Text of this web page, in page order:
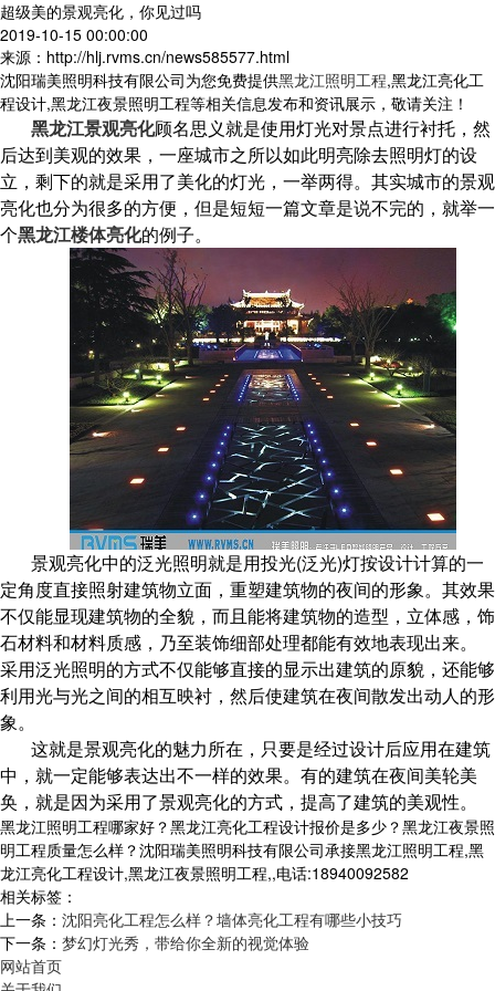
超级美的景观亮化，你见过吗
2019-10-15 00:00:00
来源：http://hlj.rvms.cn/news585577.html
沈阳瑞美照明科技有限公司为您免费提供黑龙江照明工程,黑龙江亮化工
程设计,黑龙江夜景照明工程等相关信息发布和资讯展示，敬请关注！
黑龙江景观亮化顾名思义就是使用灯光对景点进行衬托，然
后达到美观的效果，一座城市之所以如此明亮除去照明灯的设
立，剩下的就是采用了美化的灯光，一举两得。其实城市的景观
亮化也分为很多的方便，但是短短一篇文章是说不完的，就举一
个黑龙江楼体亮化的例子。
景观亮化中的泛光照明就是用投光(泛光)灯按设计计算的一
定角度直接照射建筑物立面，重塑建筑物的夜间的形象。其效果
不仅能显现建筑物的全貌，而且能将建筑物的造型，立体感，饰
石材料和材料质感，乃至装饰细部处理都能有效地表现出来。
采用泛光照明的方式不仅能够直接的显示出建筑的原貌，还能够
利用光与光之间的相互映衬，然后使建筑在夜间散发出动人的形
象。
这就是景观亮化的魅力所在，只要是经过设计后应用在建筑
中，就一定能够表达出不一样的效果。有的建筑在夜间美轮美
奂，就是因为采用了景观亮化的方式，提高了建筑的美观性。
黑龙江照明工程哪家好？黑龙江亮化工程设计报价是多少？黑龙江夜景照
明工程质量怎么样？沈阳瑞美照明科技有限公司承接黑龙江照明工程,黑
龙江亮化工程设计,黑龙江夜景照明工程,,电话:18940092582
相关标签：
上一条： 沈阳亮化工程怎么样？墙体亮化工程有哪些小技巧
下一条： 梦幻灯光秀，带给你全新的视觉体验
网站首页